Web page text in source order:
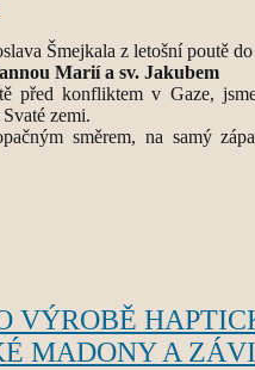
Šmejkala z letošní poutě
Marií a sv. Jakubem
před konfliktem v Gaze,
zemi.
směrem, na samý
VÝROBĚ
MADONY A